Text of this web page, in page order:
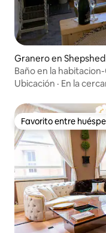
Granero en Shepshed
Baño en la
Ubicación · En la
Favorito entre
Favorito entre